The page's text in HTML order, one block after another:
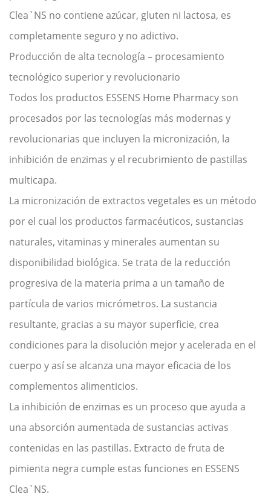
Clea`NS no contiene azúcar, gluten ni lactosa, es
completamente seguro y no adictivo.
Producción de alta tecnología – procesamiento
tecnológico superior y revolucionario
Todos los productos ESSENS Home Pharmacy son
procesados por las tecnologías más modernas y
revolucionarias que incluyen la micronización, la
inhibición de enzimas y el recubrimiento de pastillas
multicapa.
La micronización de extractos vegetales es un método
por el cual los productos farmacéuticos, sustancias
naturales, vitaminas y minerales aumentan su
disponibilidad biológica. Se trata de la reducción
progresiva de la materia prima a un tamaño de
partícula de varios micrómetros. La sustancia
resultante, gracias a su mayor superficie, crea
condiciones para la disolución mejor y acelerada en el
cuerpo y así se alcanza una mayor eficacia de los
complementos alimenticios.
La inhibición de enzimas es un proceso que ayuda a
una absorción aumentada de sustancias activas
contenidas en las pastillas. Extracto de fruta de
pimienta negra cumple estas funciones en ESSENS
Clea`NS.